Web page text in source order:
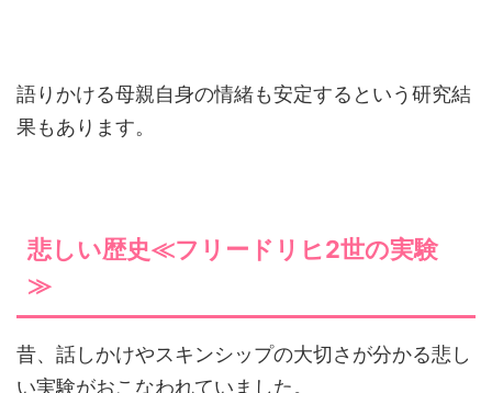
語りかける母親自身の情緒も安定するという研究結
果もあります。
悲しい歴史≪フリードリヒ2世の実験
≫
昔、話しかけやスキンシップの大切さが分かる悲し
い実験がおこなわれていました。